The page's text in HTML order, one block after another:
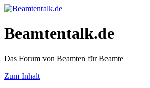
Beamtentalk.de
Das Forum von Beamten für Beamte
Zum Inhalt